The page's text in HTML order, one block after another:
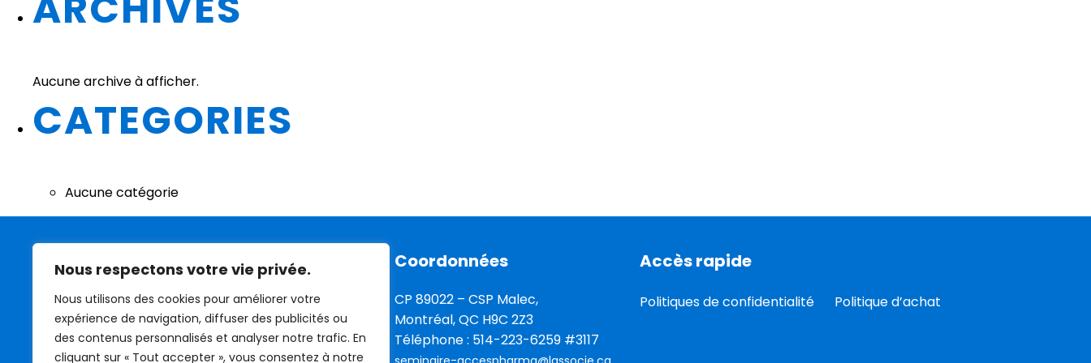
Nous respectons votre vie privée.
Nous utilisons des cookies pour améliorer votre
expérience de navigation, diffuser des publicités ou
des contenus personnalisés et analyser notre trafic. En
cliquant sur « Tout accepter », vous consentez à notre
Aucune archive à afficher.
CATEGORIES
Aucune catégorie
Coordonnées
CP 89022 – CSP Malec,
Montréal, QC H9C 2Z3
Téléphone : 514-223-6259 #3117
Accès rapide
Politiques de confidentialité Politique d’achat